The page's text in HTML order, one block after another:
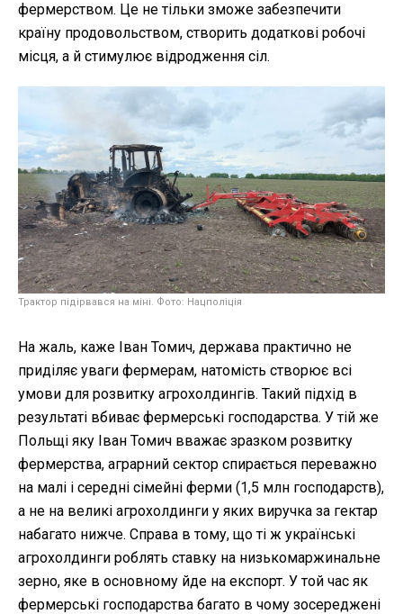
фермерством. Це не тільки зможе забезпечити
країну продовольством, створить додаткові робочі
місця, а й стимулює відродження сіл.
Трактор підірвався на міні. Фото: Нацполіція
На жаль, каже Іван Томич, держава практично не
приділяє уваги фермерам, натомість створює всі
умови для розвитку агрохолдингів. Такий підхід в
результаті вбиває фермерські господарства. У тій же
Польщі яку Іван Томич вважає зразком розвитку
фермерства, аграрний сектор спирається переважно
на малі і середні сімейні ферми (1,5 млн господарств),
а не на великі агрохолдинги у яких виручка за гектар
набагато нижче. Справа в тому, що ті ж українські
агрохолдинги роблять ставку на низькомаржинальне
зерно, яке в основному йде на експорт. У той час як
фермерські господарства багато в чому зосереджені